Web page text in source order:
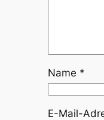
Name *
E-Mail-